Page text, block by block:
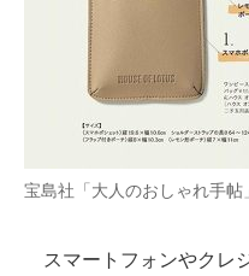
宝島社「大人のおしゃれ手帖
スマートフォンやクレ